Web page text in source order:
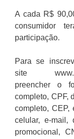
A cada R$
consumidor
participação.
Para se
site
preencher o
completo, CPF,
completo, CEP,
celular, e-mail,
promocional,